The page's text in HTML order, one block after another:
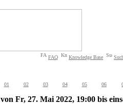
FAQ Knowledge Base
01 02 03 04 05 06
von Fr, 27. Mai 2022, 19:00 bis